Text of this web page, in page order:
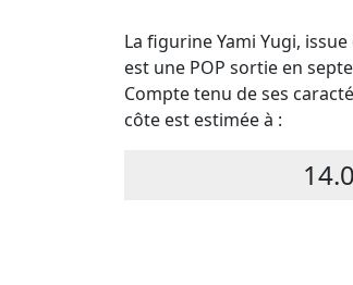
La figurine Yami Yugi,
est une POP sortie en
Compte tenu de ses
côte est estimée à :